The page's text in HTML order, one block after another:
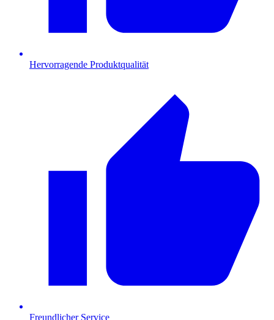
Hervorragende Produktqualität
Freundlicher Service